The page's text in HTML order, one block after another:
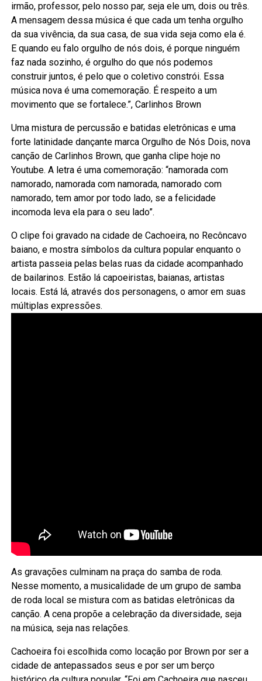
irmão, professor, pelo nosso par, seja ele um, dois ou três.
A mensagem dessa música é que cada um tenha orgulho
da sua vivência, da sua casa, de sua vida seja como ela é.
E quando eu falo orgulho de nós dois, é porque ninguém
faz nada sozinho, é orgulho do que nós podemos
construir juntos, é pelo que o coletivo constrói. Essa
música nova é uma comemoração. É respeito a um
movimento que se fortalece.”, Carlinhos Brown
Uma mistura de percussão e batidas eletrônicas e uma
forte latinidade dançante marca Orgulho de Nós Dois, nova
canção de Carlinhos Brown, que ganha clipe hoje no
Youtube. A letra é uma comemoração: “namorada com
namorado, namorada com namorada, namorado com
namorado, tem amor por todo lado, se a felicidade
incomoda leva ela para o seu lado”.
O clipe foi gravado na cidade de Cachoeira, no Recôncavo
baiano, e mostra símbolos da cultura popular enquanto o
artista passeia pelas belas ruas da cidade acompanhado
de bailarinos. Estão lá capoeiristas, baianas, artistas
locais. Está lá, através dos personagens, o amor em suas
múltiplas expressões.
As gravações culminam na praça do samba de roda.
Nesse momento, a musicalidade de um grupo de samba
de roda local se mistura com as batidas eletrônicas da
canção. A cena propõe a celebração da diversidade, seja
na música, seja nas relações.
Cachoeira foi escolhida como locação por Brown por ser a
cidade de antepassados seus e por ser um berço